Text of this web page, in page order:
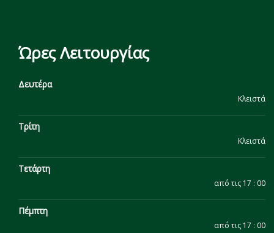
Ώρες Λειτουργίας
Δευτέρα
Κλειστά
Τρίτη
Κλειστά
Τετάρτη
από τις 17 : 00
Πέμπτη
από τις 17 : 00